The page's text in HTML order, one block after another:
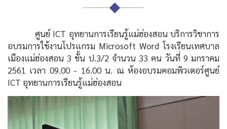
ศูนย์ ICT อุทยานการเรียนรู้แม่ฮ่องสอน บริการวิชาการ
อบรมการใช้งานโปรแกรม Microsoft Word โรงเรียนเทศบาล
เมืองแม่ฮ่องสอน 3 ชั้น ป.3/2 จำนวน 33 คน วันที่ 9 มกราคม
2561 เวลา 09.00 - 16.00 น. ณ ห้องอบรมคอมพิวเตอร์ศูนย์
ICT อุทยานการเรียนรู้แม่ฮ่องสอน